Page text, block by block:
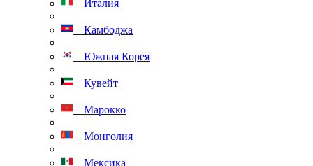
Италия
Камбоджа
Южная Корея
Кувейт
Марокко
Монголия
Мексика